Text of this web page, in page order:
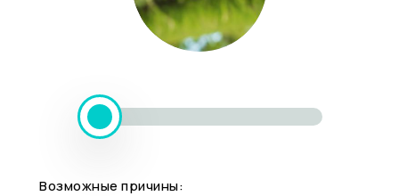
Возможные причины: